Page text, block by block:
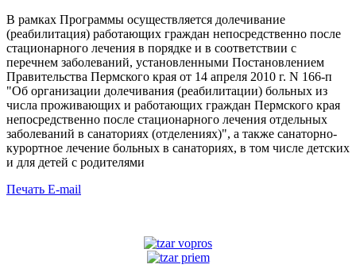
В рамках Программы осуществляется долечивание
(реабилитация) работающих граждан непосредственно после
стационарного лечения в порядке и в соответствии с
перечнем заболеваний, установленными Постановлением
Правительства Пермского края от 14 апреля 2010 г. N 166-п
"Об организации долечивания (реабилитации) больных из
числа проживающих и работающих граждан Пермского края
непосредственно после стационарного лечения отдельных
заболеваний в санаториях (отделениях)", а также санаторно-
курортное лечение больных в санаториях, в том числе детских
и для детей с родителями
Печать E-mail